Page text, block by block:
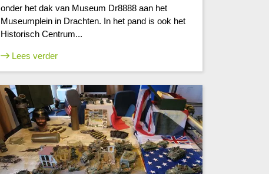
onder het dak van Museum Dr8888 aan het
Museumplein in Drachten. In het pand is ook het
Historisch Centrum...
Lees verder